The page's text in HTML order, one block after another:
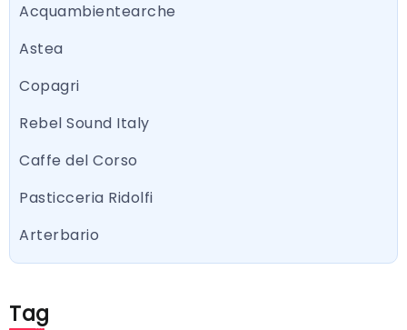
Acquambientearche
Astea
Copagri
Rebel Sound Italy
Caffe del Corso
Pasticceria Ridolfi
Arterbario
Tag